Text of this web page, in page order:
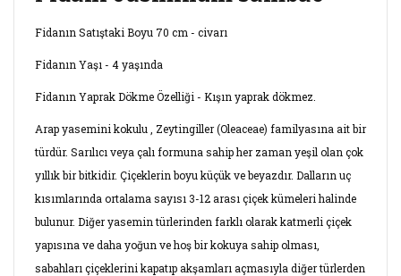
Fidanın Satıştaki Boyu 70 cm - civarı
Fidanın Yaşı - 4 yaşında
Fidanın Yaprak Dökme Özelliği - Kışın yaprak dökmez.
Arap yasemini kokulu , Zeytingiller (Oleaceae) familyasına ait bir
türdür. Sarılıcı veya çalı formuna sahip her zaman yeşil olan çok
yıllık bir bitkidir. Çiçeklerin boyu küçük ve beyazdır. Dalların uç
kısımlarında ortalama sayısı 3-12 arası çiçek kümeleri halinde
bulunur. Diğer yasemin türlerinden farklı olarak katmerli çiçek
yapısına ve daha yoğun ve hoş bir kokuya sahip olması,
sabahları çiçeklerini kapatıp akşamları açmasıyla diğer türlerden